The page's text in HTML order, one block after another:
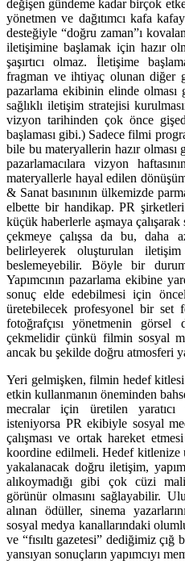
değişen gündeme kadar birçok
yönetmen ve dağıtımcı kafa
desteğiyle “doğru zaman”ı
iletişimine başlamak için hazır
şaşırtıcı olmaz. İletişime
fragman ve ihtiyaç olunan diğer
pazarlama ekibinin elinde
sağlıklı iletişim stratejisi
vizyon tarihinden çok önce
başlaması gibi.) Sadece filmi
bile bu materyallerin hazır olması
pazarlamacılara vizyon
materyallerle hayal edilen
& Sanat basınının ülkemizde
elbette bir handikap. PR
küçük haberlerle aşmaya
çekmeye çalışsa da bu, daha
belirleyerek oluşturulan
beslemeyebilir. Böyle bir
Yapımcının pazarlama ekibine
sonuç elde edebilmesi için
üretebilecek profesyonel bir set
fotoğrafçısı yönetmenin görsel
çekmelidir çünkü filmin sosyal
ancak bu şekilde doğru atmosferi
Yeri gelmişken, filmin hedef
etkin kullanmanın öneminden
mecralar için üretilen
isteniyorsa PR ekibiyle sosyal
çalışması ve ortak hareket
koordine edilmeli. Hedef kitlenize
yakalanacak doğru iletişim,
alıkoymadığı gibi çok cüzi
görünür olmasını sağlayabilir.
alınan ödüller, sinema
sosyal medya kanallarındaki
ve “fısıltı gazetesi” dediğimiz
yansıyan sonuçların yapımcıyı